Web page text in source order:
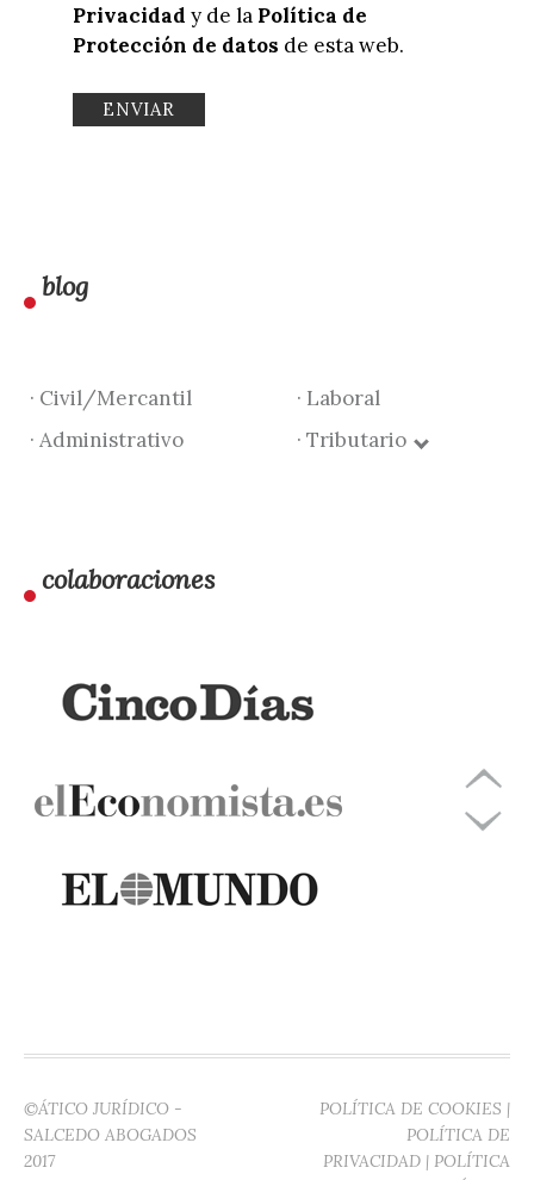
Privacidad y de la Política de
Protección de datos de esta web.
blog
· Civil/Mercantil
· Laboral
· Administrativo
· Tributario
colaboraciones
©ÁTICO JURÍDICO -
SALCEDO ABOGADOS
2017
POLÍTICA DE COOKIES |
POLÍTICA DE
PRIVACIDAD | POLÍTICA